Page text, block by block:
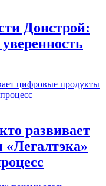
Донстрой:
развивает